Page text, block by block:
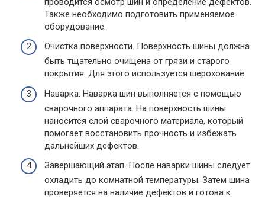
Также необходимо подготовить применяемое
оборудование.
Очистка поверхности. Поверхность шины должна
быть тщательно очищена от грязи и старого
покрытия. Для этого используется шерохование.
Наварка. Наварка шин выполняется с помощью
сварочного аппарата. На поверхность шины
наносится слой сварочного материала, который
помогает восстановить прочность и избежать
дальнейших дефектов.
Завершающий этап. После наварки шины следует
охладить до комнатной температуры. Затем шина
проверяется на наличие дефектов и готова к